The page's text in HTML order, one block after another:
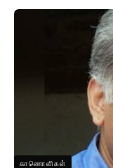
காணொளிகள்